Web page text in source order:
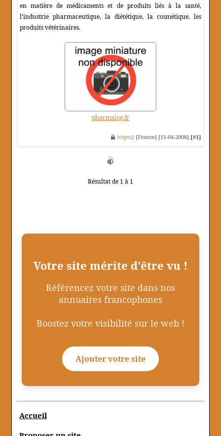
en matière de médicaments et de produits liés à la santé,
l'industrie pharmaceutique, la diététique, la cosmétique, les
produits vétérinaires.
pharmalog.fr
https:// [France] [11-04-2008] [#1]
Résultat de 1 à 1
Votre site mérite d'être vu !
Référencez votre site dans nos
annuaires francophones
Boostez votre visibilité sur le web !
Ajouter votre site
Accueil